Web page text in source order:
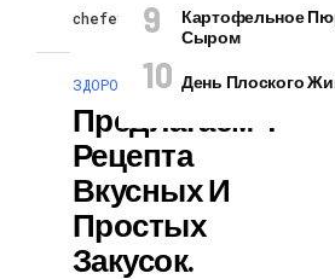
chefevents 31.07.2026
ЗДОРОВЬЕ И КРАСОТА
Предлагаем 4
Рецепта
Вкусных И
Простых
Закусок.
Картофельное
Сыром
День Плоского